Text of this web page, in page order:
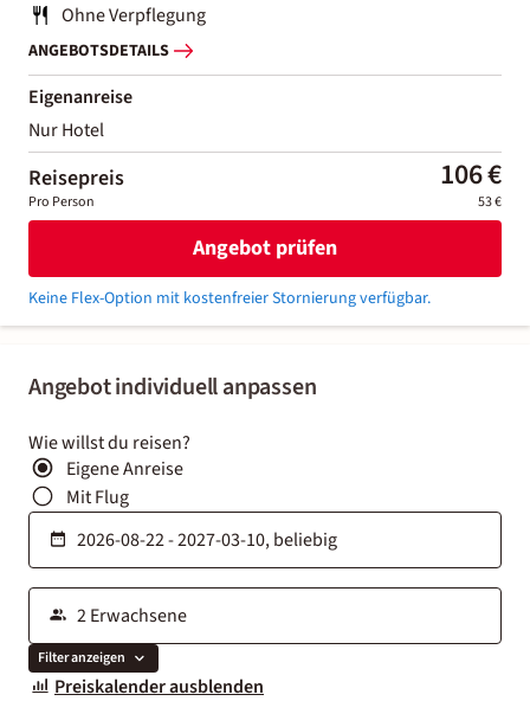
Angebot individuell anpassen
Wie willst du reisen?
Eigene Anreise
Mit Flug
Filter anzeigen
Preiskalender ausblenden
Ohne Verpflegung
ANGEBOTSDETAILS
Eigenanreise
Nur Hotel
Reisepreis 106 €
Pro Person 53 €
Angebot prüfen
Keine Flex-Option mit kostenfreier Stornierung verfügbar.